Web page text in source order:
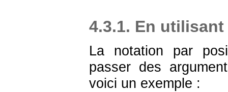
4.3.1. En
La notation par
passer des
voici un exemple :